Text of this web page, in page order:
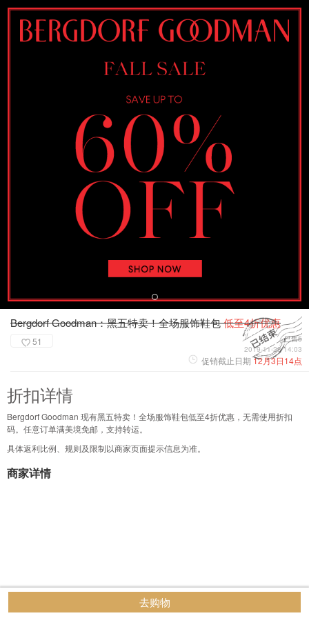
Bergdorf Goodman：黑五特卖！全场服饰鞋包低至4折优惠
51
已售5
2019-11-28 14:03
促销截止日期12月3日14点
折扣详情
Bergdorf Goodman 现有黑五特卖！全场服饰鞋包低至4折优惠，无需使用折扣
码。任意订单满美境免邮，支持转运。
具体返利比例、规则及限制以商家页面提示信息为准。
商家详情
去购物